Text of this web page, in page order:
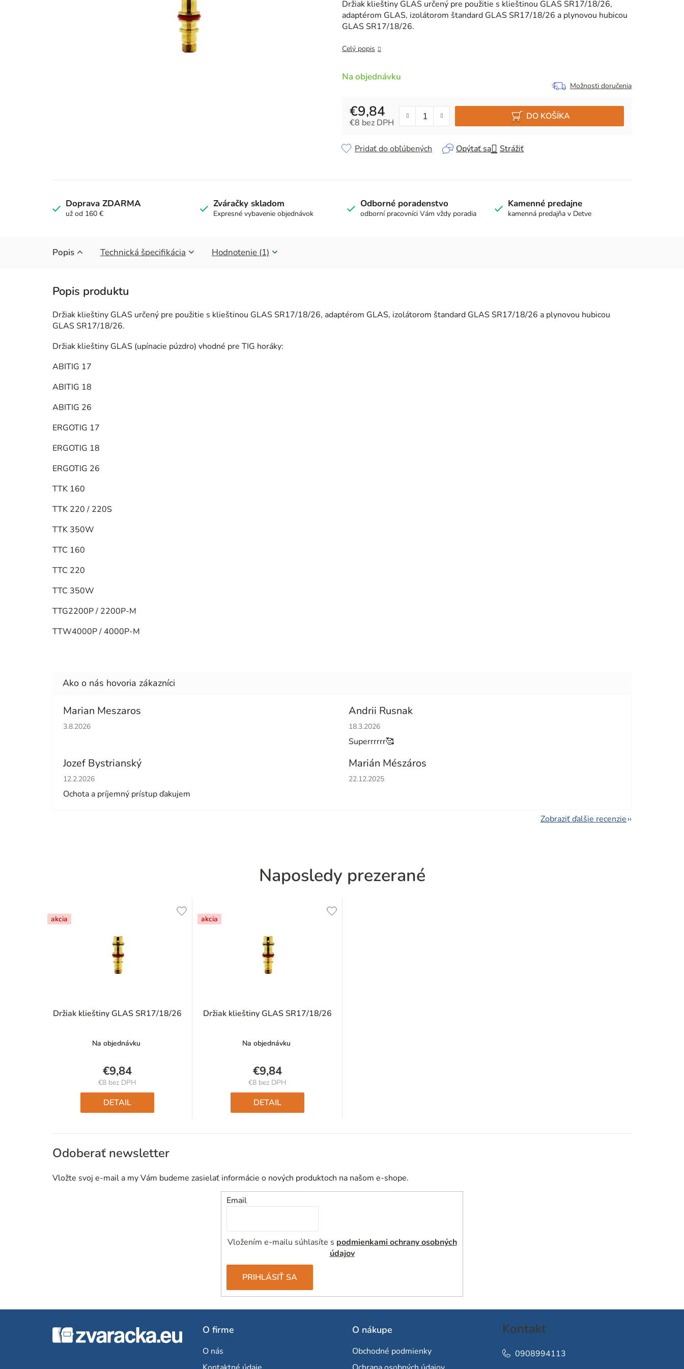
je
5,0
z
hviezdičiek.
Držiak klieštiny GLAS určený pre použitie s klieštinou GLAS SR17/18/26,
adaptérom GLAS, izolátorom štandard GLAS SR17/18/26 a plynovou hubicou
GLAS SR17/18/26.
Celý popis
Na objednávku
Možnosti doručenia
€9,84
€8 bez DPH
DO KOŠÍKA
Opýtať sa Strážiť
Pridať do obľúbených
Doprava ZDARMA
už od 160 €
Zváračky skladom
Expresné vybavenie objednávok
Odborné poradenstvo
odborní pracovníci Vám vždy poradia
Kamenné predajne
kamenná predajňa v Detve
Popis Technická špecifikácia Hodnotenie (1)
Držiak klieštiny GLAS určený pre použitie s klieštinou GLAS SR17/18/26, adaptérom GLAS, izolátorom štandard GLAS SR17/18/26 a plynovou hubicou
GLAS SR17/18/26.
Držiak klieštiny GLAS (upínacie púzdro) vhodné pre TIG horáky:
ABITIG 17
ABITIG 18
ABITIG 26
ERGOTIG 17
ERGOTIG 18
ERGOTIG 26
TTK 160
TTK 220 / 220S
TTK 350W
TTC 160
TTC 220
TTC 350W
TTG2200P / 2200P-M
TTW4000P / 4000P-M
Marian Meszaros
Hodnotenie obchodu je 5 z 5 hviezdičiek.
3.8.2026
Andrii Rusnak
Hodnotenie obchodu je 5 z 5 hviezdičiek.
18.3.2026
Superrrrrr🥰
Jozef Bystrianský
Hodnotenie obchodu je 5 z 5 hviezdičiek.
12.2.2026
Ochota a príjemný prístup ďakujem
Marián Mészáros
Hodnotenie obchodu je 5 z 5 hviezdičiek.
22.12.2025
Zobraziť ďalšie recenzie
Naposledy prezerané
akcia
Držiak klieštiny GLAS SR17/18/26
Na objednávku
€9,84
€8 bez DPH
Jednotková
cena:
DETAIL
akcia
Držiak klieštiny GLAS SR17/18/26
Na objednávku
€9,84
€8 bez DPH
Jednotková
cena:
DETAIL
Odoberať newsletter
Vložte svoj e-mail a my Vám budeme zasielať informácie o nových produktoch na našom e-shope.
Email
Vložením e-mailu súhlasíte s podmienkami ochrany osobných
údajov
PRIHLÁSIŤ SA
O firme
O nás
O nákupe
Obchodné podmienky
Kontakt
0908994113